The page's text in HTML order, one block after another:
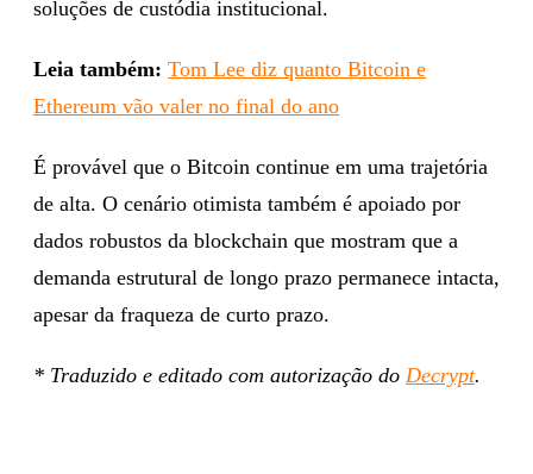
soluções de custódia institucional.
Leia também: Tom Lee diz quanto Bitcoin e
Ethereum vão valer no final do ano
É provável que o Bitcoin continue em uma trajetória
de alta. O cenário otimista também é apoiado por
dados robustos da blockchain que mostram que a
demanda estrutural de longo prazo permanece intacta,
apesar da fraqueza de curto prazo.
* Traduzido e editado com autorização do Decrypt.